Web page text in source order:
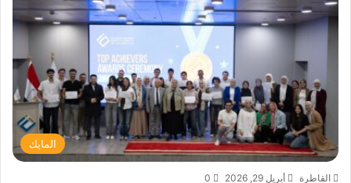
المايك
القاطرة أبريل 29, 2026 0